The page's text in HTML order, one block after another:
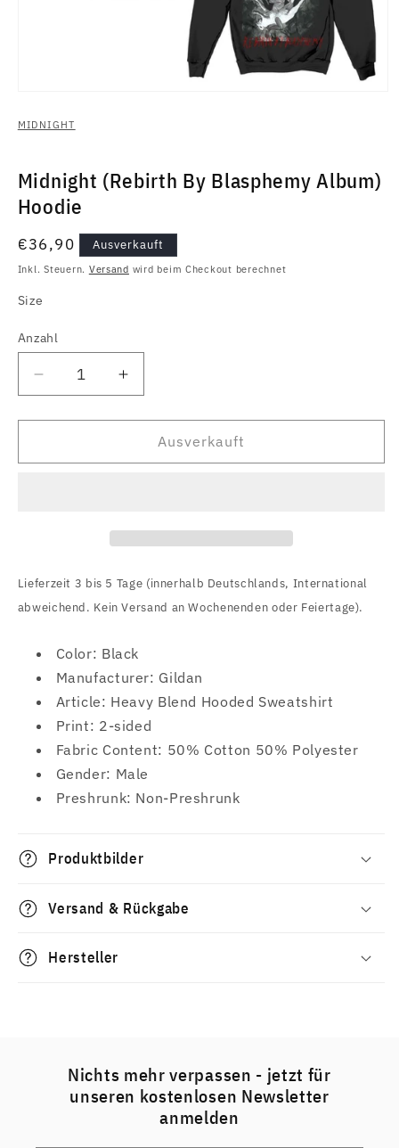
in
MIDNIGHT
Midnight (Rebirth By Blasphemy Album)
Hoodie
Normaler
Preis
€36,90 Ausverkauft
Inkl. Steuern. Versand wird beim Checkout berechnet
Size
Anzahl
Anzahl
Verringere
die
Menge
Midnight
Erhöhe
die
Menge
Midnight
Ausverkauft
Lieferzeit 3 bis 5 Tage (innerhalb Deutschlands, International
abweichend. Kein Versand an Wochenenden oder Feiertage).
Color: Black
Manufacturer: Gildan
Article: Heavy Blend Hooded Sweatshirt
Print: 2-sided
Fabric Content: 50% Cotton 50% Polyester
Gender: Male
Preshrunk: Non-Preshrunk
Produktbilder
Versand & Rückgabe
Hersteller
Nichts mehr verpassen - jetzt für
unseren kostenlosen Newsletter
anmelden